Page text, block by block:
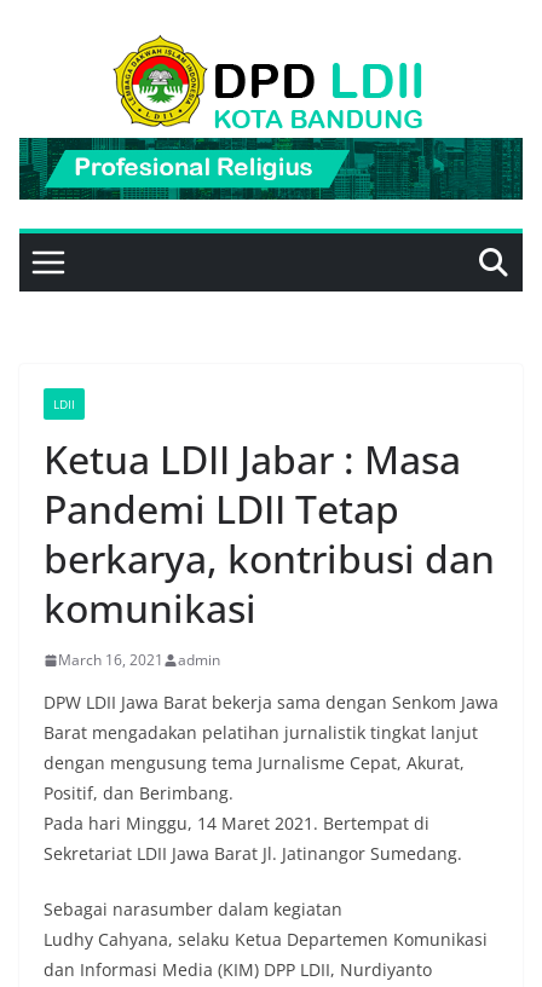
LDII
Ketua LDII Jabar : Masa
Pandemi LDII Tetap
berkarya, kontribusi dan
komunikasi
March 16, 2021 admin
DPW LDII Jawa Barat bekerja sama dengan Senkom Jawa
Barat mengadakan pelatihan jurnalistik tingkat lanjut
dengan mengusung tema Jurnalisme Cepat, Akurat,
Positif, dan Berimbang.
Pada hari Minggu, 14 Maret 2021. Bertempat di
Sekretariat LDII Jawa Barat Jl. Jatinangor Sumedang.
Sebagai narasumber dalam kegiatan
Ludhy Cahyana, selaku Ketua Departemen Komunikasi
dan Informasi Media (KIM) DPP LDII, Nurdiyanto